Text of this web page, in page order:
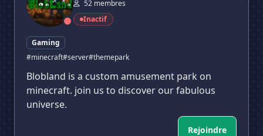
52 membres
Inactif
Gaming
#minecraft#server#themepark
Blobland is a custom amusement park on
minecraft. join us to discover our fabulous
universe.
Rejoindre